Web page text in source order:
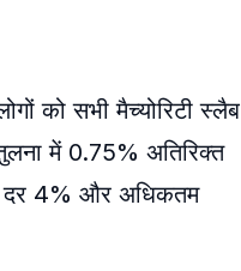
को सभी मैच्योरिटी स्लैब
में 0.75% अतिरिक्त
दर 4% और अधिकतम